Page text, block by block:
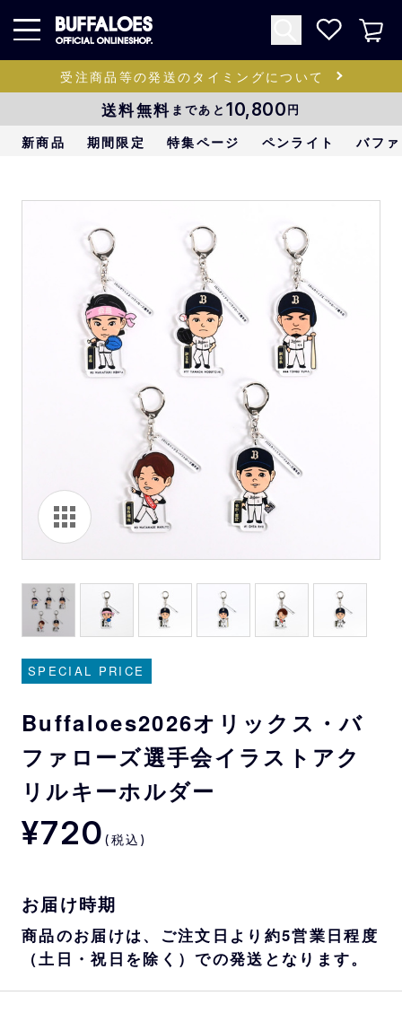
受注商品等の発送のタイミングについて
送料無料 まであと 10,800円
新商品 期間限定 特集ページ ペンライト バフ
SPECIAL PRICE
Buffaloes2026オリックス・バ
ファローズ選手会イラストアク
リルキーホルダー
¥720 (税込)
お届け時期
商品のお届けは、ご注文日より約5営業日程度
（土日・祝日を除く）での発送となります。